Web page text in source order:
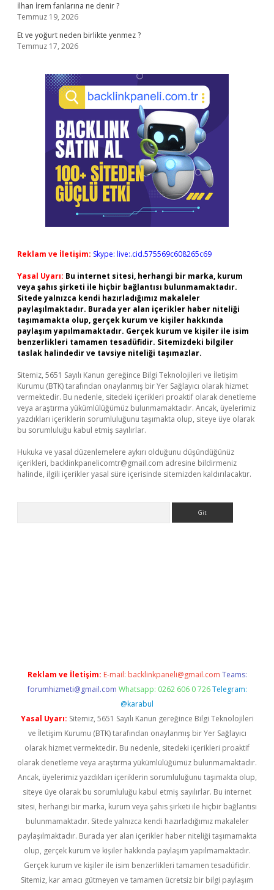
İlhan İrem fanlarına ne denir ?
Temmuz 19, 2026
Et ve yoğurt neden birlikte yenmez ?
Temmuz 17, 2026
Reklam ve İletişim: Skype: live:.cid.575569c608265c69
Yasal Uyarı: Bu internet sitesi, herhangi bir marka, kurum
veya şahıs şirketi ile hiçbir bağlantısı bulunmamaktadır.
Sitede yalnızca kendi hazırladığımız makaleler
paylaşılmaktadır. Burada yer alan içerikler haber niteliği
taşımamakta olup, gerçek kurum ve kişiler hakkında
paylaşım yapılmamaktadır. Gerçek kurum ve kişiler ile isim
benzerlikleri tamamen tesadüfidir. Sitemizdeki bilgiler
taslak halindedir ve tavsiye niteliği taşımazlar.
Sitemiz, 5651 Sayılı Kanun gereğince Bilgi Teknolojileri ve İletişim
Kurumu (BTK) tarafından onaylanmış bir Yer Sağlayıcı olarak hizmet
vermektedir. Bu nedenle, sitedeki içerikleri proaktif olarak denetleme
veya araştırma yükümlülüğümüz bulunmamaktadır. Ancak, üyelerimiz
yazdıkları içeriklerin sorumluluğunu taşımakta olup, siteye üye olarak
bu sorumluluğu kabul etmiş sayılırlar.
Hukuka ve yasal düzenlemelere aykırı olduğunu düşündüğünüz
içerikleri, backlinkpanelicomtr@gmail.com adresine bildirmeniz
halinde, ilgili içerikler yasal süre içerisinde sitemizden kaldırılacaktır.
Reklam ve İletişim: E-mail: backlinkpaneli@gmail.com Teams:
forumhizmeti@gmail.com Whatsapp: 0262 606 0 726 Telegram:
@karabul
Yasal Uyarı: Sitemiz, 5651 Sayılı Kanun gereğince Bilgi Teknolojileri
ve İletişim Kurumu (BTK) tarafından onaylanmış bir Yer Sağlayıcı
olarak hizmet vermektedir. Bu nedenle, sitedeki içerikleri proaktif
olarak denetleme veya araştırma yükümlülüğümüz bulunmamaktadır.
Ancak, üyelerimiz yazdıkları içeriklerin sorumluluğunu taşımakta olup,
siteye üye olarak bu sorumluluğu kabul etmiş sayılırlar. Bu internet
sitesi, herhangi bir marka, kurum veya şahıs şirketi ile hiçbir bağlantısı
bulunmamaktadır. Sitede yalnızca kendi hazırladığımız makaleler
paylaşılmaktadır. Burada yer alan içerikler haber niteliği taşımamakta
olup, gerçek kurum ve kişiler hakkında paylaşım yapılmamaktadır.
Gerçek kurum ve kişiler ile isim benzerlikleri tamamen tesadüfidir.
Sitemiz, kar amacı gütmeyen ve tamamen ücretsiz bir bilgi paylaşım